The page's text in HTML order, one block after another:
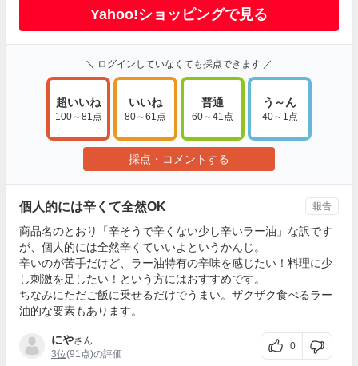
Yahoo!ショッピングで見る
＼ ログインしていなくても採点できます ／
超いいね
100～81点
いいね
80～61点
普通
60～41点
う～ん
40～1点
採点・コメントする
個人的には辛くて全然OK
商品名のとおり「辛そうで辛くない少し辛いラー油」な訳です
が、個人的には全然辛くていいよというかんじ。
辛いのが苦手だけど、ラー油特有の辛味を感じたい！料理に少
し刺激を足したい！という方にはおすすめです。
ちなみにただご飯に乗せるだけでうまい。ザクザク食べるラー
油的な要素もあります。
にやさん
3位(91点)の評価
0
報告